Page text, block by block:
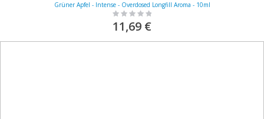
Grüner Apfel - Intense - Overdosed Longfill Aroma - 10ml
Rating:
0%
11,69 €